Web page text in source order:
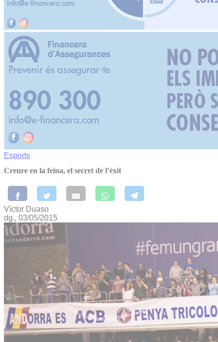
Esports
Creure en la feina, el secret de l’èxit
Víctor Duaso
dg., 03/05/2015